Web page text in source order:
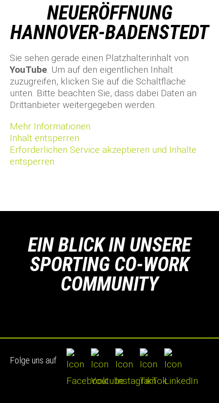
NEUERÖFFNUNG
HANNOVER-BADENSTEDT
Sie sehen gerade einen Platzhalterinhalt von
YouTube. Um auf den eigentlichen Inhalt
zuzugreifen, klicken Sie auf die Schaltfläche
unten. Bitte beachten Sie, dass dabei Daten an
Drittanbieter weitergegeben werden.
Mehr Informationen
Inhalt entsperren
Erforderlichen Service akzeptieren und Inhalte
entsperren
EIN BLICK IN UNSERE
SPORTING CO-WORK
COMMUNITY
Folge uns auf